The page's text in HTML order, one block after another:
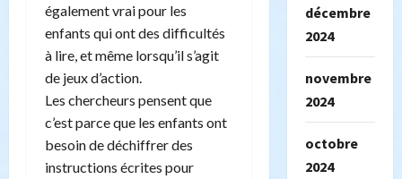
également vrai pour les
enfants qui ont des difficultés
à lire, et même lorsqu’il s’agit
de jeux d’action.
Les chercheurs pensent que
c’est parce que les enfants ont
besoin de déchiffrer des
instructions écrites pour
décembre
2024
novembre
2024
octobre
2024